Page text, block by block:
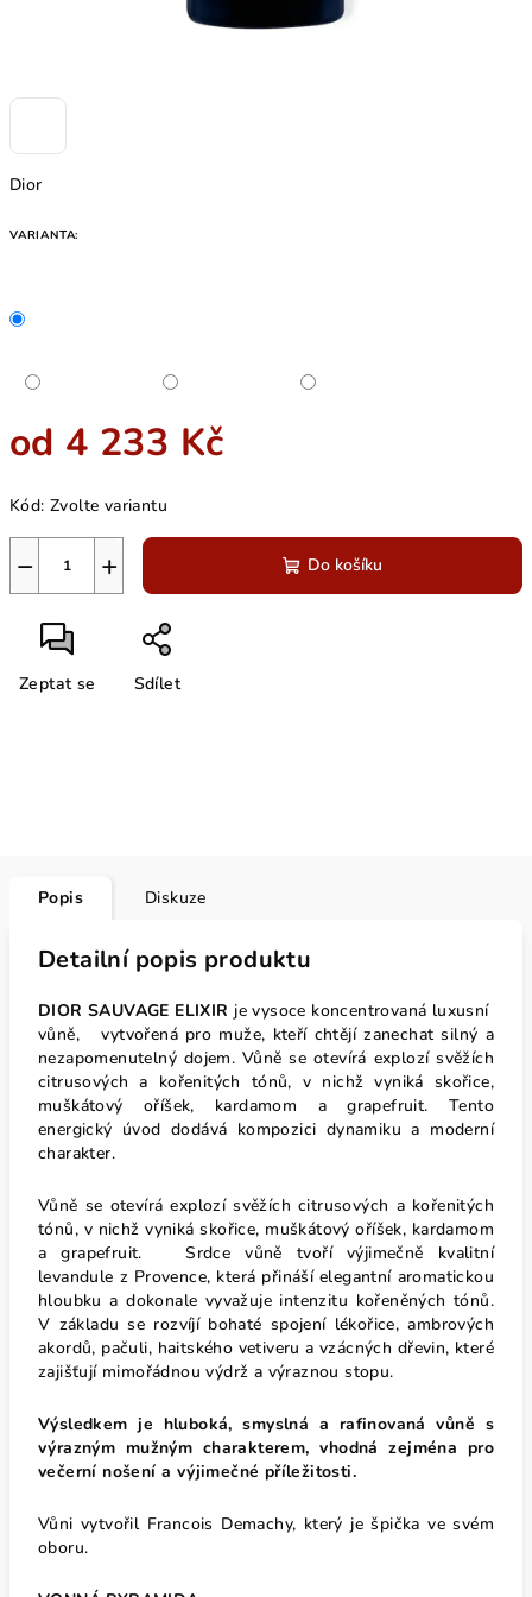
Dior
VARIANTA:
od 4 233 Kč
cena:
Kód: Zvolte variantu
+
− Do košíku
Zeptat se Sdílet
Popis Diskuze
Detailní popis produktu
DIOR SAUVAGE ELIXIR je vysoce koncentrovaná luxusní
vůně, vytvořená pro muže, kteří chtějí zanechat silný a
nezapomenutelný dojem. Vůně se otevírá explozí svěžích
citrusových a kořenitých tónů, v nichž vyniká skořice,
muškátový oříšek, kardamom a grapefruit. Tento
energický úvod dodává kompozici dynamiku a moderní
charakter.
Vůně se otevírá explozí svěžích citrusových a kořenitých
tónů, v nichž vyniká skořice, muškátový oříšek, kardamom
a grapefruit. Srdce vůně tvoří výjimečně kvalitní
levandule z Provence, která přináší elegantní aromatickou
hloubku a dokonale vyvažuje intenzitu kořeněných tónů.
V základu se rozvíjí bohaté spojení lékořice, ambrových
akordů, pačuli, haitského vetiveru a vzácných dřevin, které
zajišťují mimořádnou výdrž a výraznou stopu.
Výsledkem je hluboká, smyslná a rafinovaná vůně s
výrazným mužným charakterem, vhodná zejména pro
večerní nošení a výjimečné příležitosti.
Vůni vytvořil Francois Demachy, který je špička ve svém
oboru.